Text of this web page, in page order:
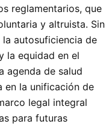
reglamentarios, que
y altruista. Sin
autosuficiencia de
la equidad en el
agenda de salud
en la unificación de
legal integral
para futuras